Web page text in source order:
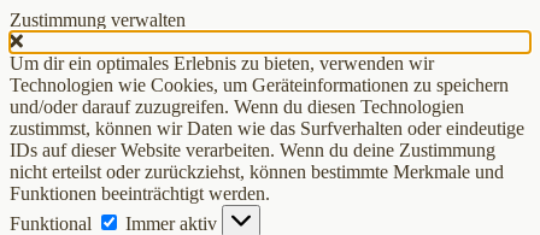
Zustimmung verwalten
Um dir ein optimales Erlebnis zu bieten, verwenden wir
Technologien wie Cookies, um Geräteinformationen zu speichern
und/oder darauf zuzugreifen. Wenn du diesen Technologien
zustimmst, können wir Daten wie das Surfverhalten oder eindeutige
IDs auf dieser Website verarbeiten. Wenn du deine Zustimmung
nicht erteilst oder zurückziehst, können bestimmte Merkmale und
Funktionen beeinträchtigt werden.
Funktional
Funktional
Immer aktiv